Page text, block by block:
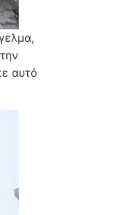
αυτό